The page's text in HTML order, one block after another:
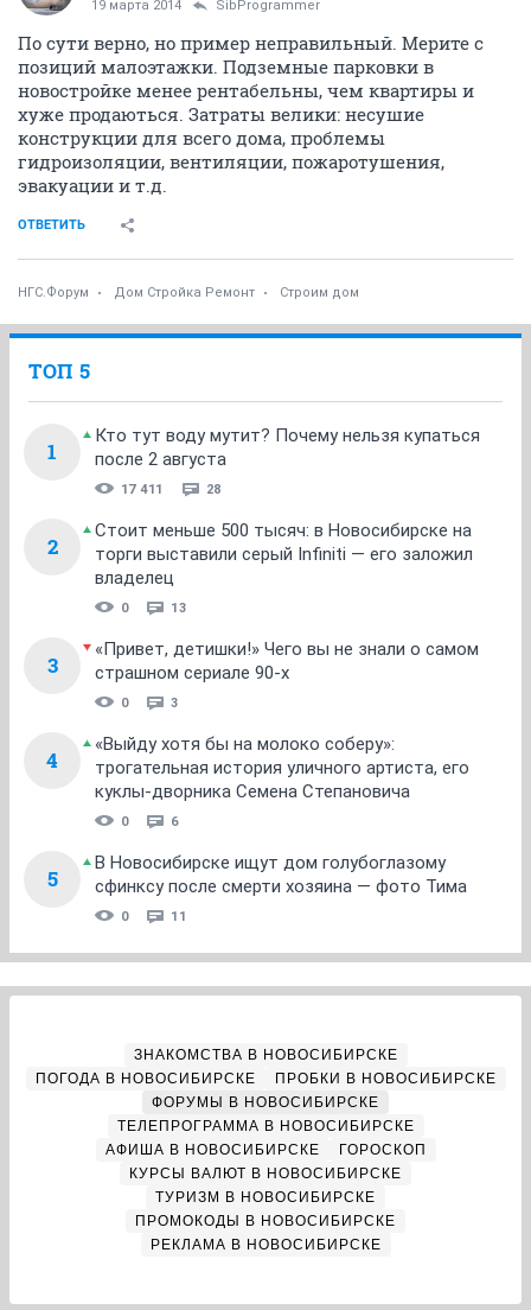
19 марта 2014 SibProgrammer
По сути верно, но пример неправильный. Мерите с
позиций малоэтажки. Подземные парковки в
новостройке менее рентабельны, чем квартиры и
хуже продаються. Затраты велики: несушие
конструкции для всего дома, проблемы
гидроизоляции, вентиляции, пожаротушения,
эвакуации и т.д.
ОТВЕТИТЬ
НГС.Форум Дом Стройка Ремонт Строим дом
ТОП 5
1
Кто тут воду мутит? Почему нельзя купаться
после 2 августа
17 411 28
2
Стоит меньше 500 тысяч: в Новосибирске на
торги выставили серый Infiniti — его заложил
владелец
0 13
3
«Привет, детишки!» Чего вы не знали о самом
страшном сериале 90-х
0 3
4
«Выйду хотя бы на молоко соберу»:
трогательная история уличного артиста, его
куклы-дворника Семена Степановича
0 6
5
В Новосибирске ищут дом голубоглазому
сфинксу после смерти хозяина — фото Тима
0 11
ЗНАКОМСТВА В НОВОСИБИРСКЕ
ПОГОДА В НОВОСИБИРСКЕ
ПРОБКИ В НОВОСИБИРСКЕ
ФОРУМЫ В НОВОСИБИРСКЕ
ТЕЛЕПРОГРАММА В НОВОСИБИРСКЕ
АФИША В НОВОСИБИРСКЕ
ГОРОСКОП
КУРСЫ ВАЛЮТ В НОВОСИБИРСКЕ
ТУРИЗМ В НОВОСИБИРСКЕ
ПРОМОКОДЫ В НОВОСИБИРСКЕ
РЕКЛАМА В НОВОСИБИРСКЕ